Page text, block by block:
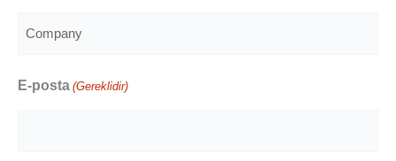
E-posta (Gereklidir)